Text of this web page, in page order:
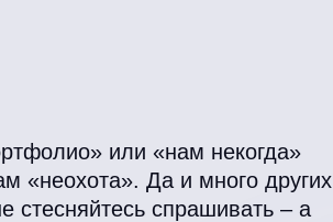
или «нам некогда»
«неохота». Да и много других
стесняйтесь спрашивать – а